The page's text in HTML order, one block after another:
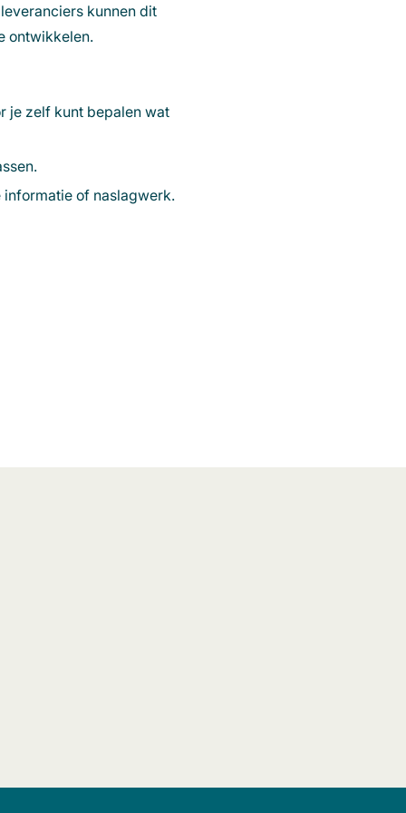
kunnen dit
ontwikkelen.
je zelf kunt bepalen wat
informatie of naslagwerk.